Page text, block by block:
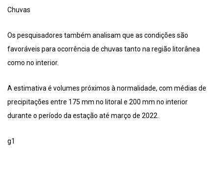
Chuvas
Os pesquisadores também analisam que as condições são
favoráveis para ocorrência de chuvas tanto na região litorânea
como no interior.
A estimativa é volumes próximos à normalidade, com médias de
precipitações entre 175 mm no litoral e 200 mm no interior
durante o período da estação até março de 2022.
g1